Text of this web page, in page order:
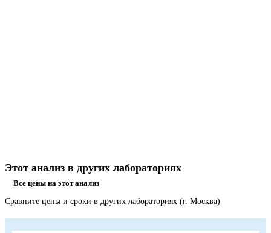
Этот анализ в других лабораториях
Все цены на этот анализ
Сравните цены и сроки в других лабораториях (г. Москва)